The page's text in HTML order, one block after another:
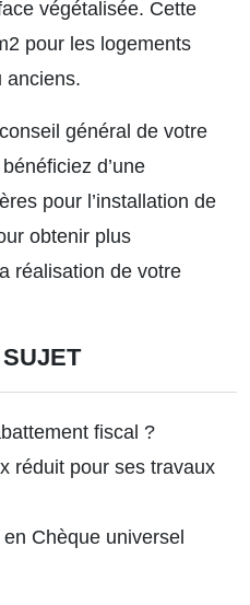
végétalisée. Cette
pour les logements
anciens.
général de votre
d’une
pour l’installation de
obtenir plus
réalisation de votre
fiscal ?
réduit pour ses travaux
Chèque universel